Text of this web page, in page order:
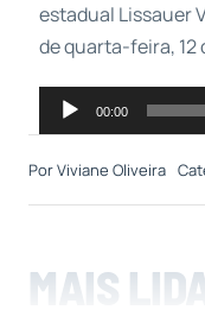
estadual Lissauer
de quarta-feira, 12
Tocador
de
áudio
00:00
PorViviane Oliveira
MAIS